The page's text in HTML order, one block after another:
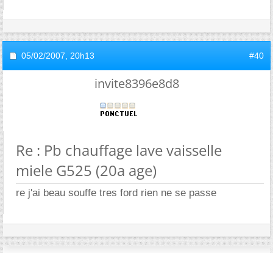
05/02/2007, 20h13 #40
invite8396e8d8
Re : Pb chauffage lave vaisselle
miele G525 (20a age)
re j'ai beau souffe tres ford rien ne se passe